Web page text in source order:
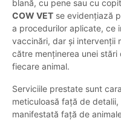
blană, cu pene sau cu
COW VET se evidențiază
a procedurilor aplicate, ce
vaccinări, dar și intervenții
către menținerea unei
fiecare animal.
Serviciile prestate sunt
meticuloasă față de
manifestată față de